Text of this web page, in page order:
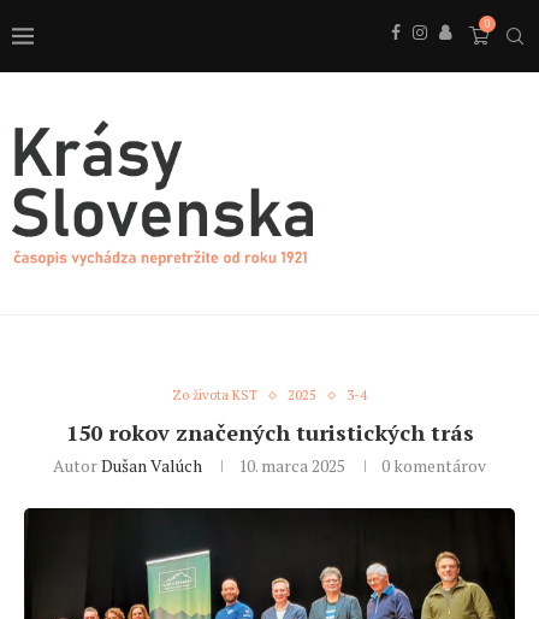
0
Zo života KST 2025 3-4
150 rokov značených turistických trás
AutorDušan Valúch 10. marca 2025 0 komentárov